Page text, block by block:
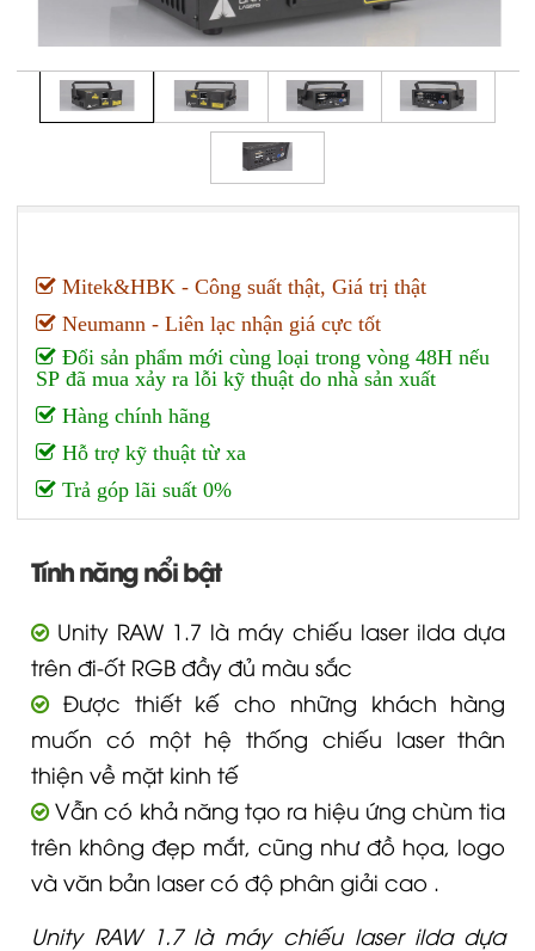
Mitek&HBK - Công suất thật, Giá trị thật
Neumann - Liên lạc nhận giá cực tốt
Đổi sản phẩm mới cùng loại trong vòng 48H nếu
SP đã mua xảy ra lỗi kỹ thuật do nhà sản xuất
Hàng chính hãng
Hỗ trợ kỹ thuật từ xa
Trả góp lãi suất 0%
Tính năng nổi bật
Unity RAW 1.7 là máy chiếu laser ilda dựa
trên đi-ốt RGB đầy đủ màu sắc
Được thiết kế cho những khách hàng
muốn có một hệ thống chiếu laser thân
thiện về mặt kinh tế
Vẫn có khả năng tạo ra hiệu ứng chùm tia
trên không đẹp mắt, cũng như đồ họa, logo
và văn bản laser có độ phân giải cao .
Unity RAW 1.7 là máy chiếu laser ilda dựa